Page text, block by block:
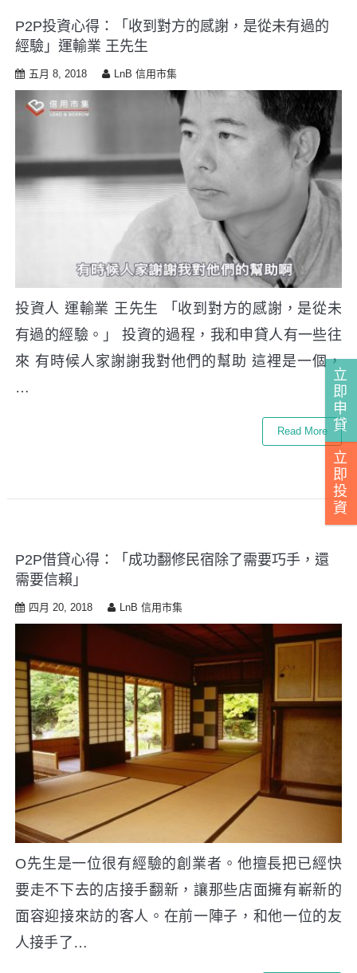
P2P投資心得：「收到對方的感謝，是從未有過的
經驗」運輸業 王先生
五月 8, 2018 LnB 信用市集
投資人 運輸業 王先生 「收到對方的感謝，是從未
有過的經驗。」 投資的過程，我和申貸人有一些往
來 有時候人家謝謝我對他們的幫助 這裡是一個，
…
Read More
P2P借貸心得：「成功翻修民宿除了需要巧手，還
需要信賴」
四月 20, 2018 LnB 信用市集
O先生是一位很有經驗的創業者。他擅長把已經快
要走不下去的店接手翻新，讓那些店面擁有嶄新的
面容迎接來訪的客人。在前一陣子，和他一位的友
人接手了…
立
即
申
貸
立
即
投
資